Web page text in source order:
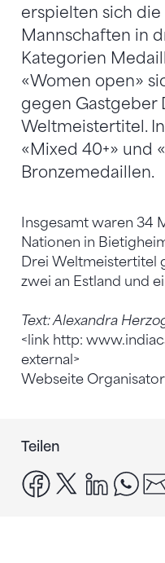
erspielten sich die
Mannschaften in
Kategorien
«Women open»
gegen Gastgeber
Weltmeistertitel.
«Mixed 40+» und
Bronzemedaillen.
Insgesamt waren 34
Nationen in
Drei Weltmeistertitel
zwei an Estland und
Text: Alexandra
<link http:
external>
Webseite Organisator
Teilen
facebook
x linkedin